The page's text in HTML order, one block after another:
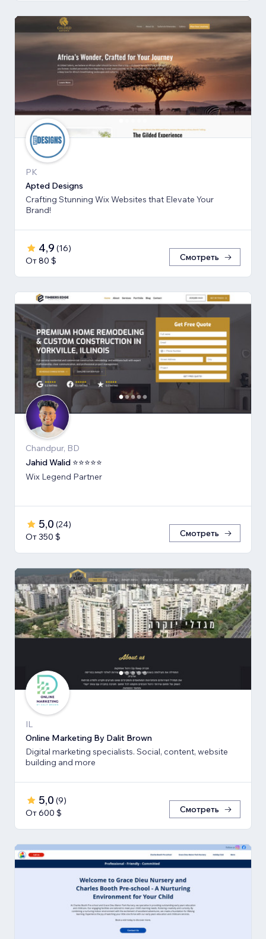
PK
Apted Designs
Crafting Stunning Wix Websites that Elevate Your
Brand!
4,9 (16)
От 80 $
Смотреть
Chandpur, BD
Jahid Walid ⭐⭐⭐⭐⭐
Wix Legend Partner
5,0 (24)
От 350 $
Смотреть
IL
Online Marketing By Dalit Brown
Digital marketing specialists. Social, content, website
building and more
5,0 (9)
От 600 $
Смотреть